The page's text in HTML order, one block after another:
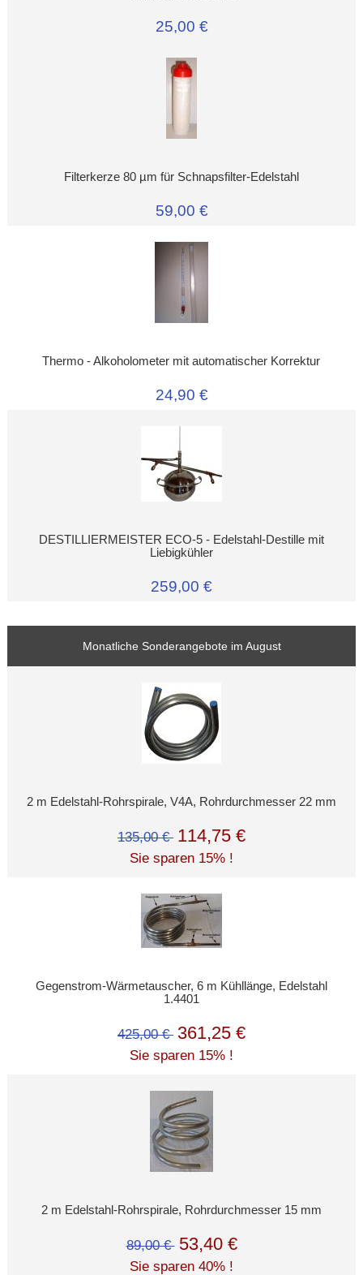
25,00 €
Filterkerze 80 µm für Schnapsfilter-Edelstahl
59,00 €
Thermo - Alkoholometer mit automatischer Korrektur
24,90 €
DESTILLIERMEISTER ECO-5 - Edelstahl-Destille mit
Liebigkühler
259,00 €
Monatliche Sonderangebote im August
2 m Edelstahl-Rohrspirale, V4A, Rohrdurchmesser 22 mm
135,00 € 114,75 €
Sie sparen 15% !
Gegenstrom-Wärmetauscher, 6 m Kühllänge, Edelstahl
1.4401
425,00 € 361,25 €
Sie sparen 15% !
2 m Edelstahl-Rohrspirale, Rohrdurchmesser 15 mm
89,00 € 53,40 €
Sie sparen 40% !